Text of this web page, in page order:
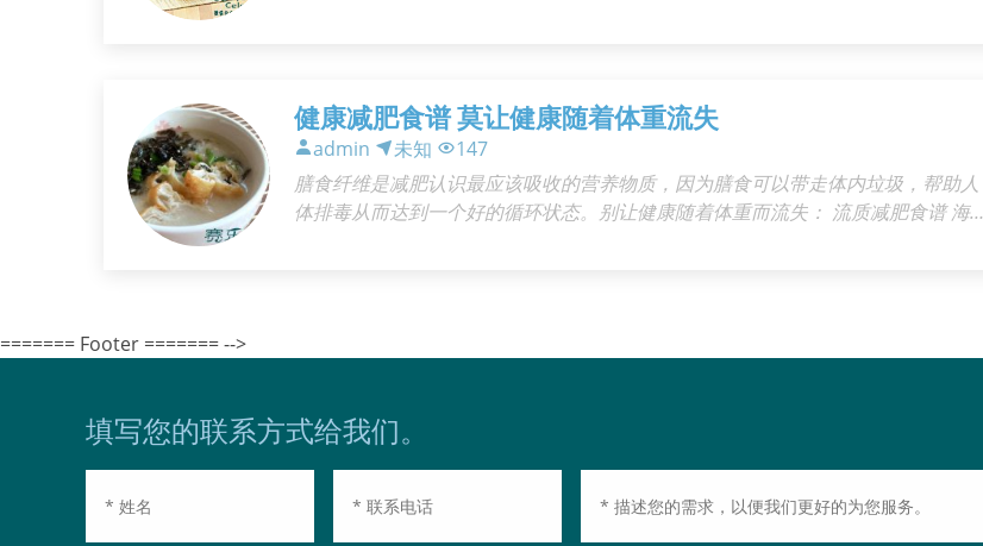
健康减肥食谱 莫让健康随着体重流失
admin 未知
147
膳食纤维是减肥认识最应该吸收的营养物质，因为膳食可以带走体内垃圾，帮助人
体排毒从而达到一个好的循环状态。别让健康随着体重而流失： 流质减肥食谱 海苔
======= Footer ======= -->
填写您的联系方式给我们。